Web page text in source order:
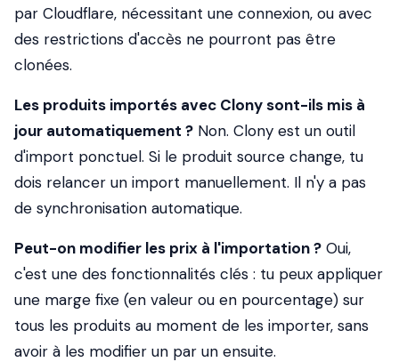
par Cloudflare, nécessitant une connexion, ou avec
des restrictions d'accès ne pourront pas être
clonées.
Les produits importés avec Clony sont-ils mis à
jour automatiquement ? Non. Clony est un outil
d'import ponctuel. Si le produit source change, tu
dois relancer un import manuellement. Il n'y a pas
de synchronisation automatique.
Peut-on modifier les prix à l'importation ? Oui,
c'est une des fonctionnalités clés : tu peux appliquer
une marge fixe (en valeur ou en pourcentage) sur
tous les produits au moment de les importer, sans
avoir à les modifier un par un ensuite.